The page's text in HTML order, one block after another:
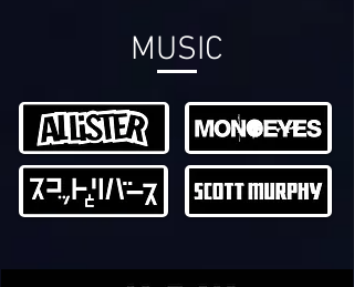
MUSIC